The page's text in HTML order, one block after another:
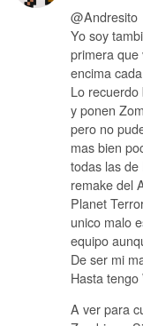
@Andresito
Yo soy
primera que
encima
Lo
y ponen
pero no
mas bien
todas las
remake del
Planet
unico malo
equipo
De ser mi
Hasta
A ver para